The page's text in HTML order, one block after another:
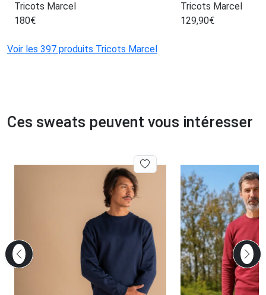
Tricots Marcel
180€
Tricots Marcel
129,90€
Voir les 397 produits Tricots Marcel
Ces sweats peuvent vous intéresser